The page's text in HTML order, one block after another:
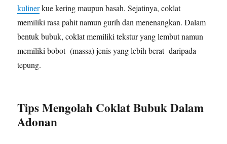
kulinerkue kering maupun basah. Sejatinya, coklat
memiliki rasa pahit namun gurih dan menenangkan. Dalam
bentuk bubuk, coklat memiliki tekstur yang lembut namun
memiliki bobot (massa) jenis yang lebih berat daripada
tepung.
Tips Mengolah Coklat Bubuk Dalam
Adonan